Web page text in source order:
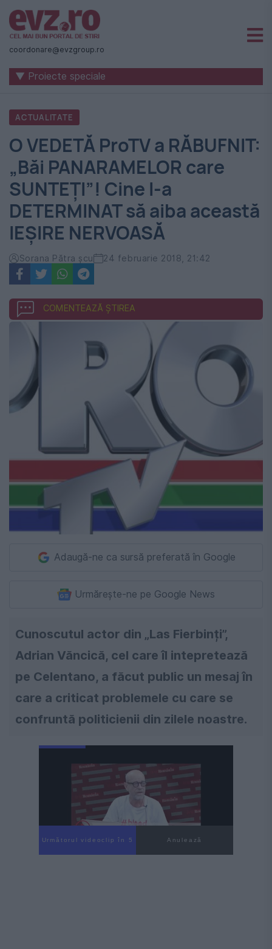
Știri
naționale
internaționale
România
-
Evenimentul
Zilei
coordonare@evzgroup.ro
▼ Proiecte speciale
ACTUALITATE
O VEDETĂ ProTV a RĂBUFNIT:
„Băi PANARAMELOR care
SUNTEȚI”! Cine l-a
DETERMINAT să aiba această
IEȘIRE NERVOASĂ
Sorana Pătra șcu 24 februarie 2018, 21:42
COMENTEAZĂ ȘTIREA
Adaugă-ne ca sursă preferată în Google
Urmărește-ne pe Google News
Cunoscutul actor din „Las Fierbinți”,
Adrian Văncică, cel care îl intepretează
pe Celentano, a făcut public un mesaj în
care a criticat problemele cu care se
confruntă politicienii din zilele noastre.
Următorul videoclip în 4 Anulează